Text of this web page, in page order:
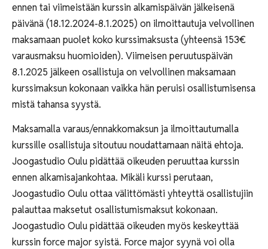
ennen tai viimeistään kurssin alkamispäivän jälkeisenä
päivänä (18.12.2024-8.1.2025) on ilmoittautuja velvollinen
maksamaan puolet koko kurssimaksusta (yhteensä 153€
varausmaksu huomioiden). Viimeisen peruutuspäivän
8.1.2025 jälkeen osallistuja on velvollinen maksamaan
kurssimaksun kokonaan vaikka hän peruisi osallistumisensa
mistä tahansa syystä.
Maksamalla varaus/ennakkomaksun ja ilmoittautumalla
kurssille osallistuja sitoutuu noudattamaan näitä ehtoja.
Joogastudio Oulu pidättää oikeuden peruuttaa kurssin
ennen alkamisajankohtaa. Mikäli kurssi perutaan,
Joogastudio Oulu ottaa välittömästi yhteyttä osallistujiin
palauttaa maksetut osallistumismaksut kokonaan.
Joogastudio Oulu pidättää oikeuden myös keskeyttää
kurssin force major syistä. Force major syynä voi olla